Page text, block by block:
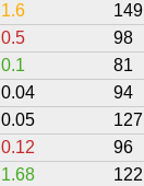
1.6 149
0.5 98
0.1 81
0.04 94
0.05 127
0.12 96
1.68 122